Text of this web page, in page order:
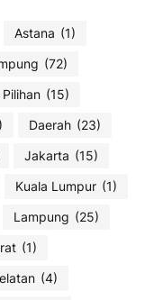
Astana (1)
(72)
(15)
Daerah (23)
Jakarta (15)
Kuala Lumpur (1)
Lampung (25)
(1)
(4)